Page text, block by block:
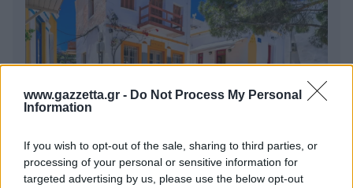
www.gazzetta.gr - Do Not Process My Personal
Information
If you wish to opt-out of the sale, sharing to third parties, or
processing of your personal or sensitive information for
targeted advertising by us, please use the below opt-out